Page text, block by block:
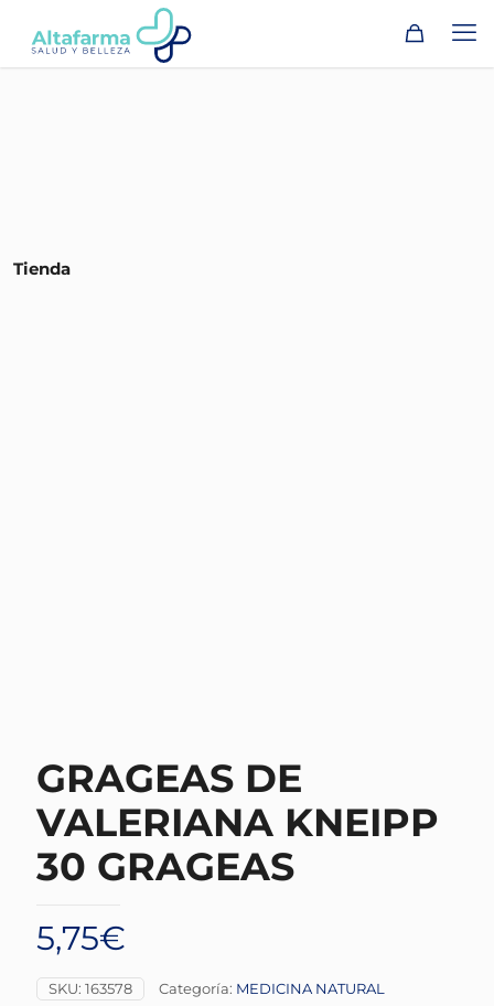
Tienda
GRAGEAS DE
VALERIANA KNEIPP
30 GRAGEAS
5,75€
SKU: 163578 Categoría: MEDICINA NATURAL